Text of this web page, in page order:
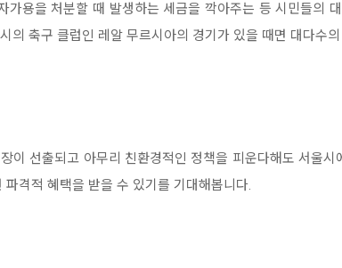
가용을 처분할 때 발생하는 세금을 깍아주는 등 시민들의
의 축구 클럽인 레알 무르시아의 경기가 있을 때면 대다수
이 선출되고 아무리 친환경적인 정책을 피운다해도 서울
파격적 혜택을 받을 수 있기를 기대해봅니다.